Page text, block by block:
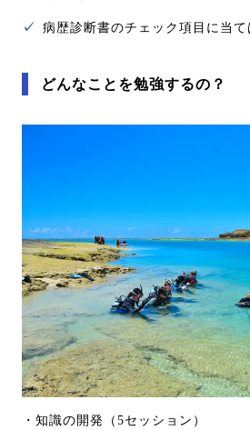
✓ 病歴診断書のチェック項目に当
どんなことを勉強するの？
・知識の開発（5セッション）